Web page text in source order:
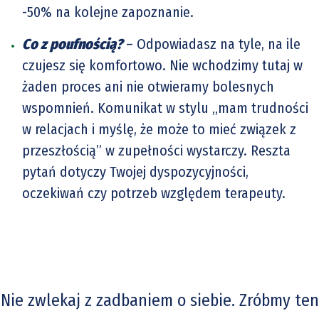
-50% na kolejne zapoznanie.
Co z poufnością?– Odpowiadasz na tyle, na ile
czujesz się komfortowo. Nie wchodzimy tutaj w
żaden proces ani nie otwieramy bolesnych
wspomnień. Komunikat w stylu „mam trudności
w relacjach i myślę, że może to mieć związek z
przeszłością” w zupełności wystarczy. Reszta
pytań dotyczy Twojej dyspozycyjności,
oczekiwań czy potrzeb względem terapeuty.
Nie zwlekaj z zadbaniem o siebie. Zróbmy ten